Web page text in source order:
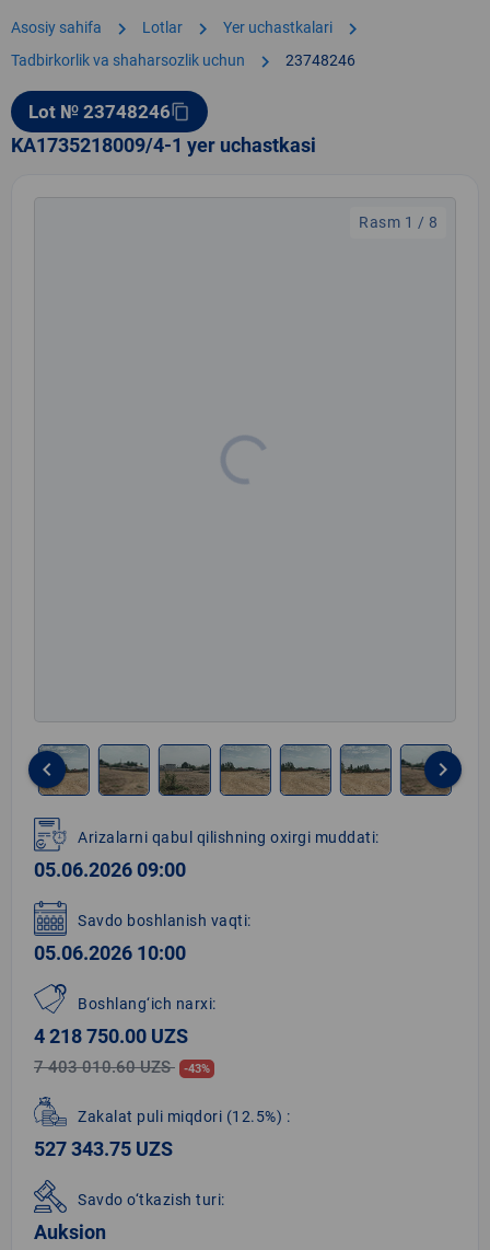
Asosiy sahifa chevron_right Lotlar chevron_right Yer uchastkalari chevron_right
Tadbirkorlik va shaharsozlik uchun chevron_right 23748246
Lot № 23748246content_copy
KA1735218009/4-1 yer uchastkasi
Rasm 1 / 8
1
of
8
keyboard_arrow_left keyboard_arrow_right
Arizalarni qabul qilishning oxirgi muddati:
05.06.2026 09:00
Savdo boshlanish vaqti:
05.06.2026 10:00
Boshlang‘ich narxi:
4 218 750.00 UZS
7 403 010.60 UZS -43%
Zakalat puli miqdori (12.5%) :
527 343.75 UZS
Savdo o‘tkazish turi:
Auksion